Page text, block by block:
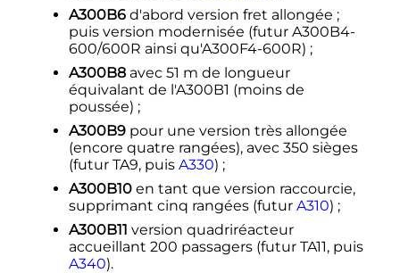
A300B6d'abord version fret allongée ;
puis version modernisée (futur A300B4-
600/600R ainsi qu'A300F4-600R) ;
A300B8avec 51 m de longueur
équivalant de l'A300B1 (moins de
poussée) ;
A300B9pour une version très allongée
(encore quatre rangées), avec 350 sièges
(futur TA9, puis A330) ;
A300B10en tant que version raccourcie,
supprimant cinq rangées (futur A310) ;
A300B11 version quadriréacteur
accueillant 200 passagers (futur TA11, puis
A340).